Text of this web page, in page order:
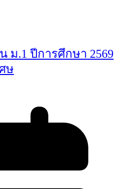
ม.1 ปีการศึกษา 2569
ษ